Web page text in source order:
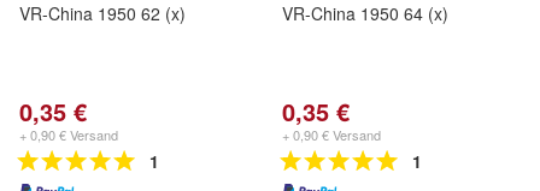
VR-China 1950 62 (x)
0,35 €
+ 0,90 € Versand
1
VR-China 1950 64 (x)
0,35 €
+ 0,90 € Versand
1